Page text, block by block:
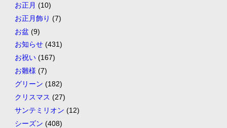
お正月 (10)
お正月飾り (7)
お盆 (9)
お知らせ(431)
お祝い(167)
お雛様 (7)
グリーン (182)
クリスマス (27)
サンテミリオン (12)
シーズン (408)